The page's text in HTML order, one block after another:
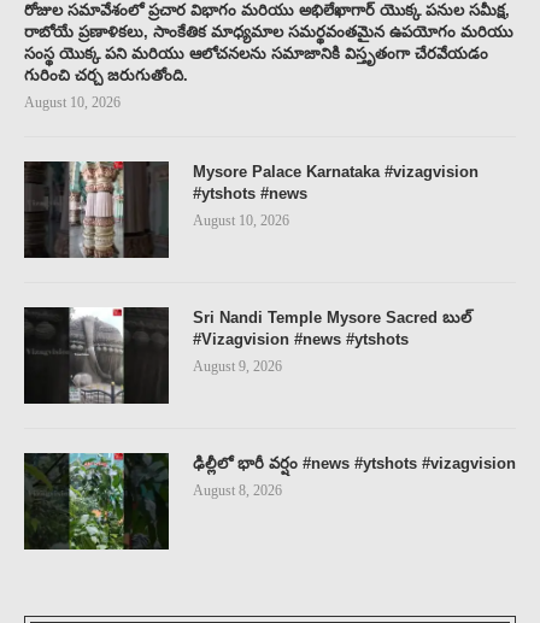
రోజుల సమావేశంలో ప్రచార విభాగం మరియు అభిలేఖాగార్ యొక్క పనుల సమీక్ష,
రాబోయే ప్రణాళికలు, సాంకేతిక మాధ్యమాల సమర్థవంతమైన ఉపయోగం మరియు
సంస్థ యొక్క పని మరియు ఆలోచనలను సమాజానికి విస్తృతంగా చేరవేయడం
గురించి చర్చ జరుగుతోంది.
August 10, 2026
Mysore Palace Karnataka #vizagvision
#ytshots #news
August 10, 2026
Sri Nandi Temple Mysore Sacred బుల్
#Vizagvision #news #ytshots
August 9, 2026
ఢిల్లీలో భారీ వర్షం #news #ytshots #vizagvision
August 8, 2026